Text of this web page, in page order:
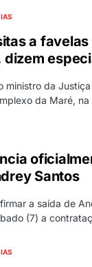
a
ministro da
da Maré,
Santos
a saída de
(7) a